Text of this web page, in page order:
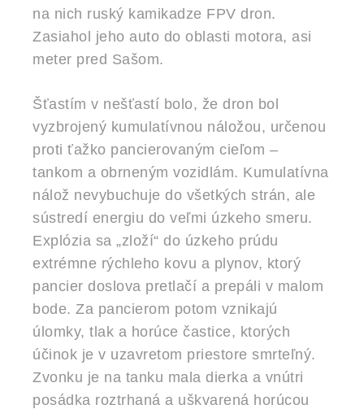
na nich ruský kamikadze FPV dron.
Zasiahol jeho auto do oblasti motora, asi
meter pred Sašom.
Šťastím v nešťastí bolo, že dron bol
vyzbrojený kumulatívnou náložou, určenou
proti ťažko pancierovaným cieľom –
tankom a obrneným vozidlám. Kumulatívna
nálož nevybuchuje do všetkých strán, ale
sústredí energiu do veľmi úzkeho smeru.
Explózia sa „zloží“ do úzkeho prúdu
extrémne rýchleho kovu a plynov, ktorý
pancier doslova pretlačí a prepáli v malom
bode. Za pancierom potom vznikajú
úlomky, tlak a horúce častice, ktorých
účinok je v uzavretom priestore smrteľný.
Zvonku je na tanku mala dierka a vnútri
posádka roztrhaná a uškvarená horúcou